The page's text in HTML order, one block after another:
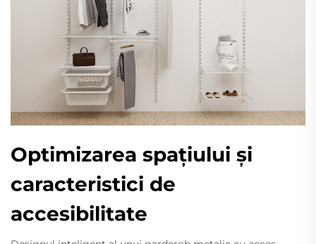
Optimizarea spațiului și
caracteristici de
accesibilitate